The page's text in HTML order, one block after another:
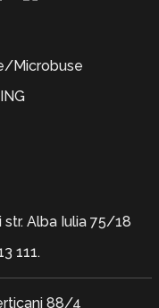
Microbuse
str. Alba Iulia 75/18
111.
88/4